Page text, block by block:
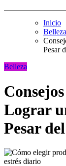
Inicio
Belleza
Pesar
Belleza
Lograr
Pesar